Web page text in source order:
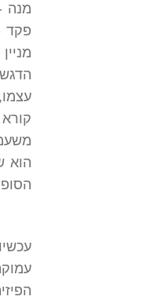
מנה
פקד
הוא